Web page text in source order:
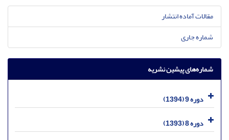
مقالات آماده انتشار
شماره جاری
شماره‌های پیشین نشریه
دوره 9 (1394)
دوره 8 (1393)